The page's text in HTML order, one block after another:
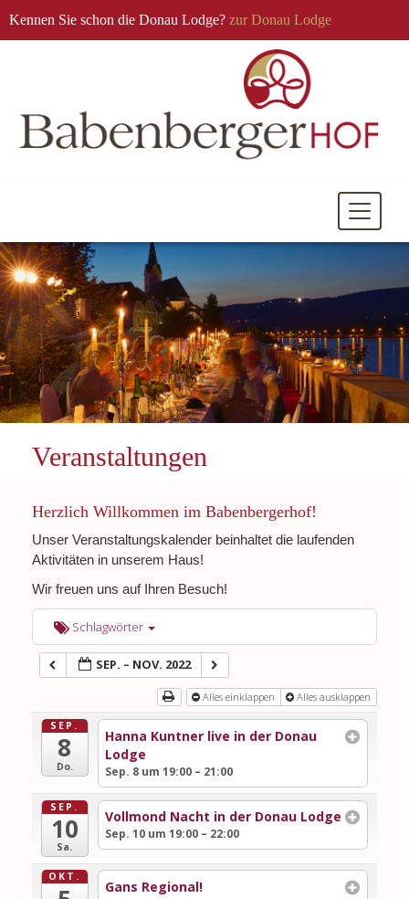
Kennen Sie schon die Donau Lodge? zur Donau Lodge
Mobile
Veranstaltungen
Herzlich Willkommen im Babenbergerhof!
Unser Veranstaltungskalender beinhaltet die laufenden
Aktivitäten in unserem Haus!
Wir freuen uns auf Ihren Besuch!
Schlagwörter
SEP. – NOV. 2022
Alles einklappen Alles ausklappen
SEP.
8
Do.
Hanna Kuntner live in der Donau
Lodge
Sep. 8 um 19:00 – 21:00
SEP.
10
Sa.
Vollmond Nacht in der Donau Lodge
Sep. 10 um 19:00 – 22:00
OKT.
Gans Regional!